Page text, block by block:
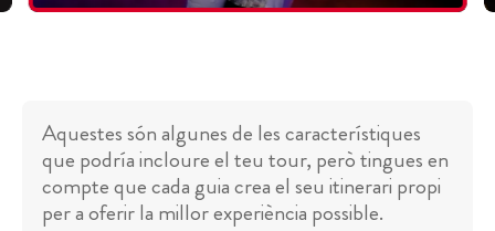
Aquestes són algunes de les característiques
que podría incloure el teu tour, però tingues en
compte que cada guia crea el seu itinerari propi
per a oferir la millor experiència possible.